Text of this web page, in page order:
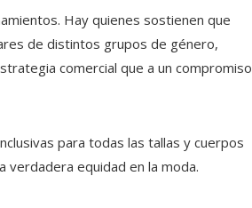
Hay quienes sostienen que
de distintos grupos de género,
comercial que a un compromiso
para todas las tallas y cuerpos
verdadera equidad en la moda.